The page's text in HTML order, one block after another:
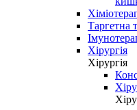
Таргетна
Хірургія
Хірургія